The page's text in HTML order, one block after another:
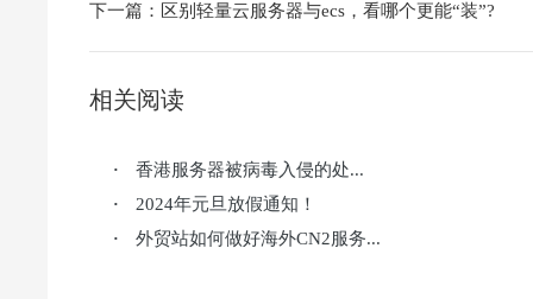
下一篇： 区别轻量云服务器与ecs，看哪个更能“装”?
相关阅读
· 香港服务器被病毒入侵的处...
· 2024年元旦放假通知！
· 外贸站如何做好海外CN2服务...